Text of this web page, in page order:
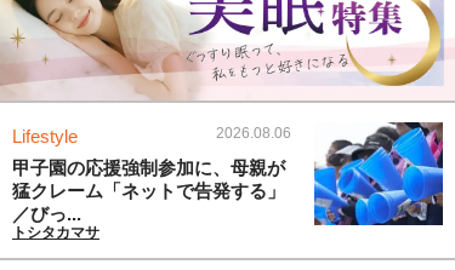
Lifestyle 2026.08.06
甲子園の応援強制参加に、母親が
猛クレーム「ネットで告発する」
／びっ...
トシタカマサ